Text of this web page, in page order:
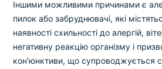
Іншими можливими причинами є
пилок або забруднювачі, які
наявності схильності до алергій,
негативну реакцію організму і
кон’юнктиви, що супроводжується